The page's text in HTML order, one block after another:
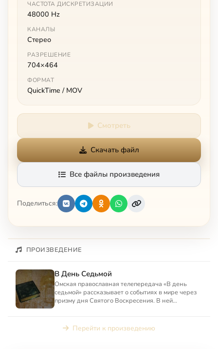
ЧАСТОТА ДИСКРЕТИЗАЦИИ
48000 Hz
КАНАЛЫ
Стерео
РАЗРЕШЕНИЕ
704×464
ФОРМАТ
QuickTime / MOV
Смотреть
Скачать файл
Все файлы произведения
Поделиться:
ПРОИЗВЕДЕНИЕ
В День Седьмой
Омская православная телепередача «В день
седьмой» рассказывает о событиях в мире через
призму дня Святого Воскресения. В ней
Перейти к произведению